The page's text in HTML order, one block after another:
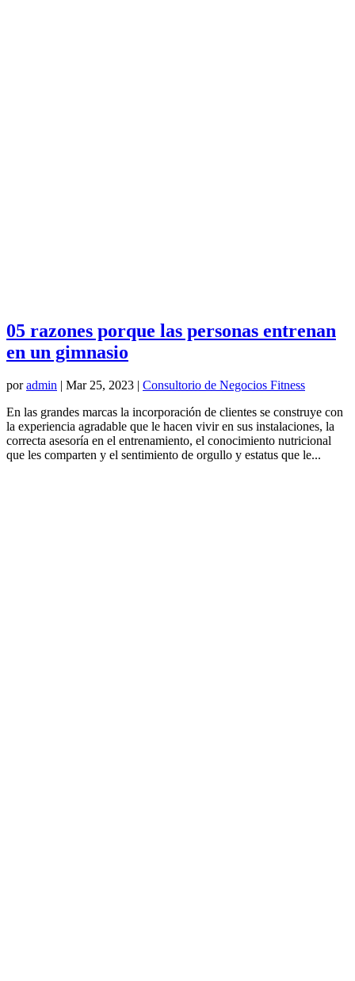
05 razones porque las personas entrenan
en un gimnasio
poradmin | Mar 25, 2023 | Consultorio de Negocios Fitness
En las grandes marcas la incorporación de clientes se construye con
la experiencia agradable que le hacen vivir en sus instalaciones, la
correcta asesoría en el entrenamiento, el conocimiento nutricional
que les comparten y el sentimiento de orgullo y estatus que le...